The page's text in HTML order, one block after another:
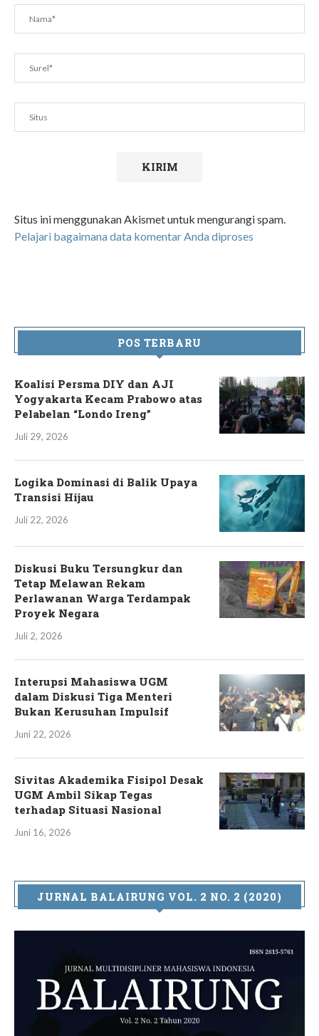
Situs ini menggunakan Akismet untuk mengurangi spam.
Pelajari bagaimana data komentar Anda diproses
POS TERBARU
Koalisi Persma DIY dan AJI
Yogyakarta Kecam Prabowo atas
Pelabelan “Londo Ireng”
Juli 29, 2026
Logika Dominasi di Balik Upaya
Transisi Hijau
Juli 22, 2026
Diskusi Buku Tersungkur dan
Tetap Melawan Rekam
Perlawanan Warga Terdampak
Proyek Negara
Juli 2, 2026
Interupsi Mahasiswa UGM
dalam Diskusi Tiga Menteri
Bukan Kerusuhan Impulsif
Juni 22, 2026
Sivitas Akademika Fisipol Desak
UGM Ambil Sikap Tegas
terhadap Situasi Nasional
Juni 16, 2026
JURNAL BALAIRUNG VOL. 2 NO. 2 (2020)